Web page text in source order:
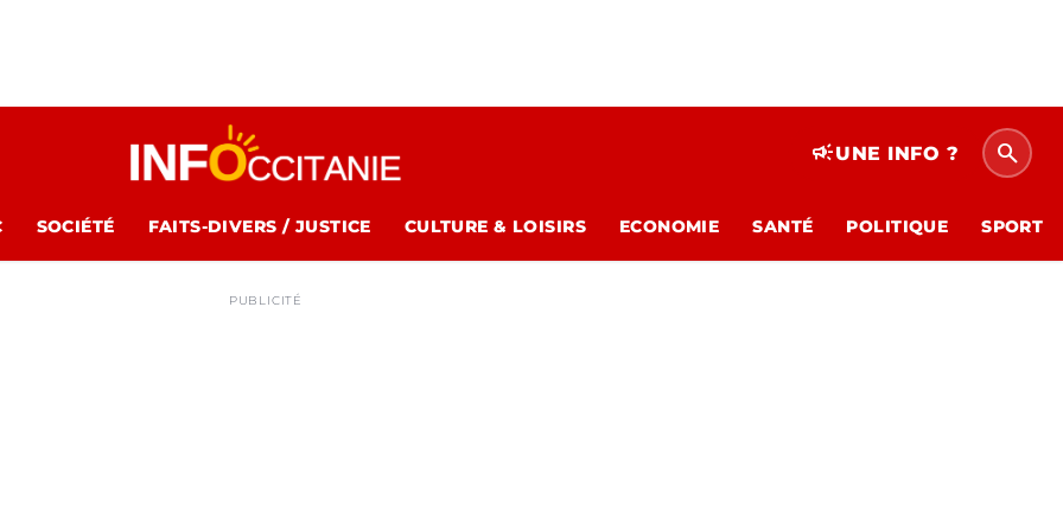
campaignUNE INFO ? search
SOCIÉTÉ FAITS-DIVERS / JUSTICE CULTURE & LOISIRS ECONOMIE SANTÉ POLITIQUE SPORT
PUBLICITÉ